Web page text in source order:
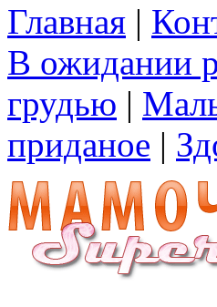
Главная |
В ожидании
грудью |
приданое |